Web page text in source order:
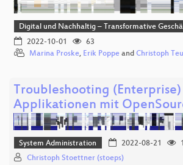
Digital und Nachhaltig – Transformative
2022-10-01
63
Marina Proske, Erik Poppe and Christoph
Troubleshooting
Applikationen mit
System Administration 2022-08-21
Christoph Stoettner (stoeps)